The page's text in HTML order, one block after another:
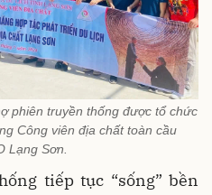
phiên truyền thống được tổ chức
Công viên địa chất toàn cầu
Lạng Sơn.
tiếp tục “sống” bền